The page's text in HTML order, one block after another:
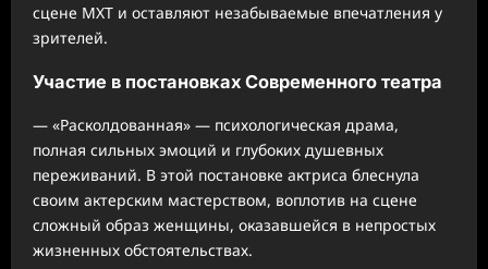
сцене МХТ и оставляют незабываемые впечатления у
зрителей.
Участие в постановках Современного театра
— «Расколдованная» — психологическая драма,
полная сильных эмоций и глубоких душевных
переживаний. В этой постановке актриса блеснула
своим актерским мастерством, воплотив на сцене
сложный образ женщины, оказавшейся в непростых
жизненных обстоятельствах.